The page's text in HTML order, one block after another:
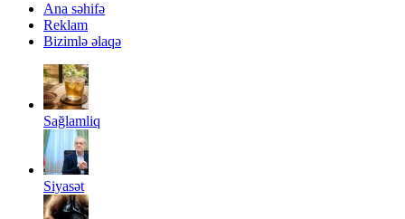
Ana səhifə
Reklam
Bizimlə əlaqə
Sağlamliq
Siyasət